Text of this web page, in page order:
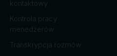
kontaktowy
Kontrola pracy
menedżerów
Transkrypcja rozmów